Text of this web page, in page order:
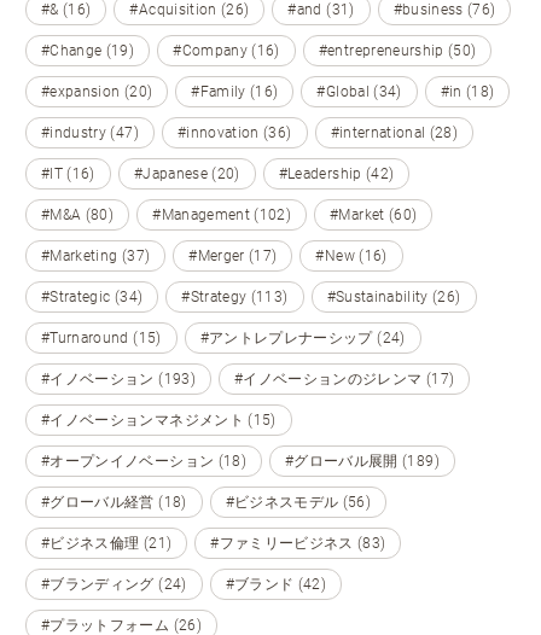
#& (16) #Acquisition (26) #and (31) #business (76)
#Change (19) #Company (16) #entrepreneurship (50)
#expansion (20) #Family (16) #Global (34) #in (18)
#industry (47) #innovation (36) #international (28)
#IT (16) #Japanese (20) #Leadership (42)
#M&A (80) #Management (102) #Market (60)
#Marketing (37) #Merger (17) #New (16)
#Strategic (34) #Strategy (113) #Sustainability (26)
#Turnaround (15) #アントレプレナーシップ (24)
#イノベーション (193) #イノベーションのジレンマ (17)
#イノベーションマネジメント (15)
#オープンイノベーション (18) #グローバル展開 (189)
#グローバル経営 (18) #ビジネスモデル (56)
#ビジネス倫理 (21) #ファミリービジネス (83)
#ブランディング (24) #ブランド (42)
#プラットフォーム (26)